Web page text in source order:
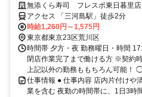
で稼げる】
無添くら寿司 フレスポ東日暮里店
アクセス 「三河島駅」徒歩2分
時給1,260円～1,575円
東京都東京23区荒川区
時間帯 夕方・夜 勤務曜日・時間
閉店作業完了まで働ける方 ※契約
上記以外の勤務ももちろん可能！
仕事情報 ● 仕事内容 店内片付けや
業を含む 夜勤の時間帯に、1日3時